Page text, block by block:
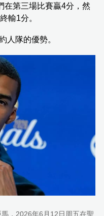
在第三場比賽贏4分，然
輸1分。
人隊的優勢。
，2026年6月12日周五在聖